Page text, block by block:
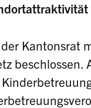
Kantonsrat